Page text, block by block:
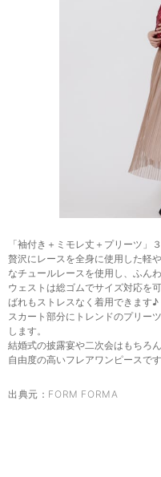
「袖付き＋ミモレ丈＋プリーツ」
贅沢にレースを全身に使用した軽
なチュールレースを使用し、ふん
ウェストは総ゴムでサイズ対応を
ばれもストレスなく着用できます♪
スカート部分にトレンドのプリー
します。
結婚式の披露宴や二次会はもちろ
自由度の高いフレアワンピースです
出典元： FORM FORMA